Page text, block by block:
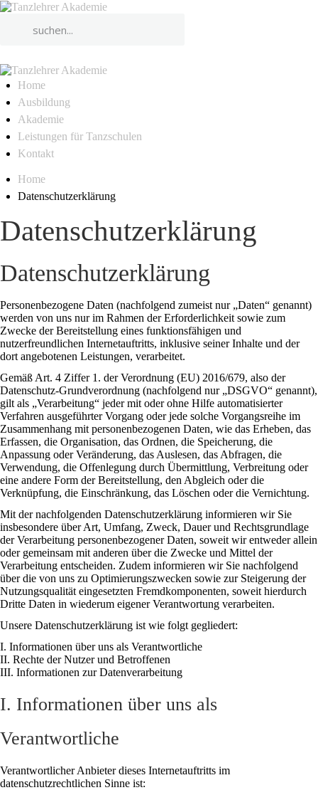
Home
Ausbildung
Akademie
Leistungen für Tanzschulen
Kontakt
Home
Datenschutzerklärung
Datenschutzerklärung
Datenschutzerklärung
Personenbezogene Daten (nachfolgend zumeist nur „Daten“ genannt)
werden von uns nur im Rahmen der Erforderlichkeit sowie zum
Zwecke der Bereitstellung eines funktionsfähigen und
nutzerfreundlichen Internetauftritts, inklusive seiner Inhalte und der
dort angebotenen Leistungen, verarbeitet.
Gemäß Art. 4 Ziffer 1. der Verordnung (EU) 2016/679, also der
Datenschutz-Grundverordnung (nachfolgend nur „DSGVO“ genannt),
gilt als „Verarbeitung“ jeder mit oder ohne Hilfe automatisierter
Verfahren ausgeführter Vorgang oder jede solche Vorgangsreihe im
Zusammenhang mit personenbezogenen Daten, wie das Erheben, das
Erfassen, die Organisation, das Ordnen, die Speicherung, die
Anpassung oder Veränderung, das Auslesen, das Abfragen, die
Verwendung, die Offenlegung durch Übermittlung, Verbreitung oder
eine andere Form der Bereitstellung, den Abgleich oder die
Verknüpfung, die Einschränkung, das Löschen oder die Vernichtung.
Mit der nachfolgenden Datenschutzerklärung informieren wir Sie
insbesondere über Art, Umfang, Zweck, Dauer und Rechtsgrundlage
der Verarbeitung personenbezogener Daten, soweit wir entweder allein
oder gemeinsam mit anderen über die Zwecke und Mittel der
Verarbeitung entscheiden. Zudem informieren wir Sie nachfolgend
über die von uns zu Optimierungszwecken sowie zur Steigerung der
Nutzungsqualität eingesetzten Fremdkomponenten, soweit hierdurch
Dritte Daten in wiederum eigener Verantwortung verarbeiten.
Unsere Datenschutzerklärung ist wie folgt gegliedert:
I. Informationen über uns als Verantwortliche
II. Rechte der Nutzer und Betroffenen
III. Informationen zur Datenverarbeitung
I. Informationen über uns als
Verantwortliche
Verantwortlicher Anbieter dieses Internetauftritts im
datenschutzrechtlichen Sinne ist: